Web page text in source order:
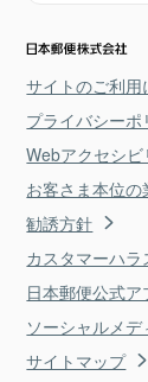
サイトのご利用
プライバシーポ
Webアクセシ
お客さま本位
勧誘方針
カスタマーハ
日本郵便公式ア
ソーシャルメデ
サイトマップ